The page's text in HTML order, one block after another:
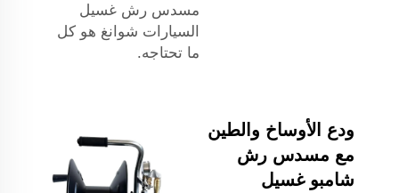
مسدس رش غسيل
السيارات شوانغ هو كل
ما تحتاجه.
ودع الأوساخ والطين
مع مسدس رش
شامبو غسيل